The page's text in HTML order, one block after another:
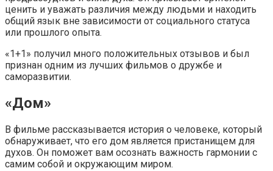
ценить и уважать различия между людьми и находить
общий язык вне зависимости от социального статуса
или прошлого опыта.
«1+1» получил много положительных отзывов и был
признан одним из лучших фильмов о дружбе и
саморазвитии.
«Дом»
В фильме рассказывается история о человеке, который
обнаруживает, что его дом является пристанищем для
духов. Он поможет вам осознать важность гармонии с
самим собой и окружающим миром.